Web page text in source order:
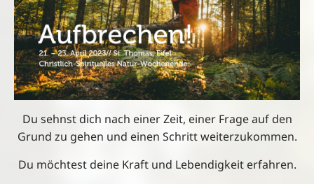
Du sehnst dich nach einer Zeit, einer Frage auf den
Grund zu gehen und einen Schritt weiterzukommen.
Du möchtest deine Kraft und Lebendigkeit erfahren.